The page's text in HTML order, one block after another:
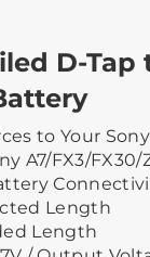
D-Tap
to Your
A7/FX3/FX30/
Length
Length